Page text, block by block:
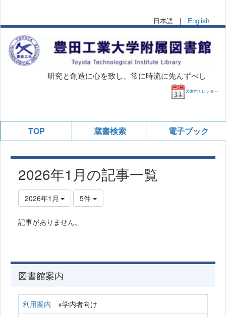
日本語 | English
研究と創造に心を致し、常に時流に先んずべし
図書館カレンダー
TOP 蔵書検索 電子ブック
2026年1月の記事一覧
2026年1月 5件
記事がありません。
図書館案内
利用案内 ※学内者向け